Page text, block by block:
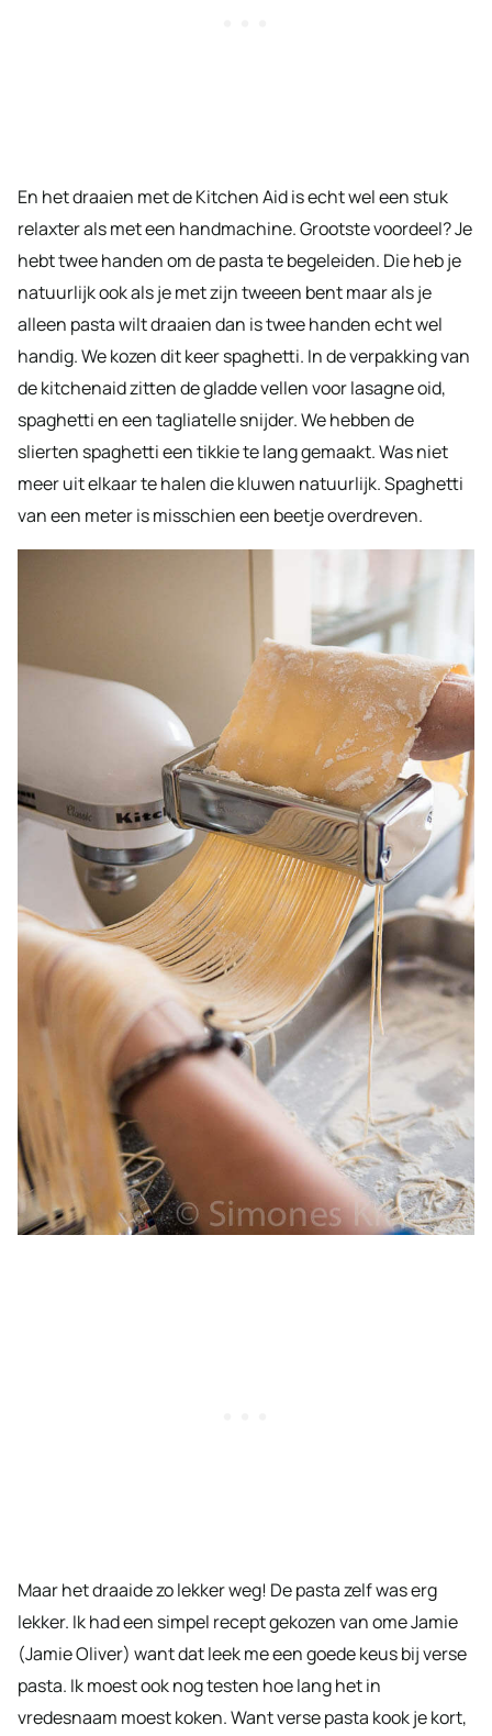
En het draaien met de Kitchen Aid is echt wel een stuk
relaxter als met een handmachine. Grootste voordeel? Je
hebt twee handen om de pasta te begeleiden. Die heb je
natuurlijk ook als je met zijn tweeen bent maar als je
alleen pasta wilt draaien dan is twee handen echt wel
handig. We kozen dit keer spaghetti. In de verpakking van
de kitchenaid zitten de gladde vellen voor lasagne oid,
spaghetti en een tagliatelle snijder. We hebben de
slierten spaghetti een tikkie te lang gemaakt. Was niet
meer uit elkaar te halen die kluwen natuurlijk. Spaghetti
van een meter is misschien een beetje overdreven.
Maar het draaide zo lekker weg! De pasta zelf was erg
lekker. Ik had een simpel recept gekozen van ome Jamie
(Jamie Oliver) want dat leek me een goede keus bij verse
pasta. Ik moest ook nog testen hoe lang het in
vredesnaam moest koken. Want verse pasta kook je kort,